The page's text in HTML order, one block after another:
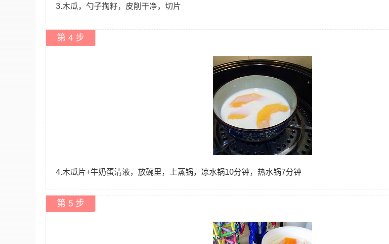
3.木瓜，勺子掏籽，皮削干净，切片
第 4 步
4.木瓜片+牛奶蛋清液，放碗里，上蒸锅，凉水锅10分钟，热水锅7分钟
第 5 步